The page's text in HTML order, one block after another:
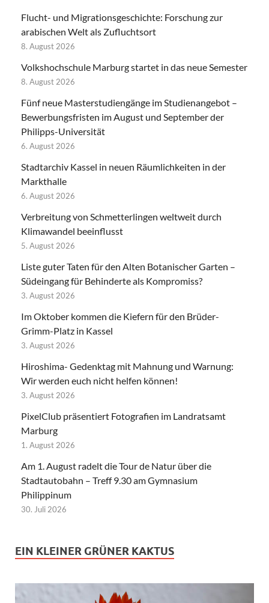
Flucht- und Migrationsgeschichte: Forschung zur
arabischen Welt als Zufluchtsort
8. August 2026
Volkshochschule Marburg startet in das neue Semester
8. August 2026
Fünf neue Masterstudiengänge im Studienangebot –
Bewerbungsfristen im August und September der
Philipps-Universität
6. August 2026
Stadtarchiv Kassel in neuen Räumlichkeiten in der
Markthalle
6. August 2026
Verbreitung von Schmetterlingen weltweit durch
Klimawandel beeinflusst
5. August 2026
Liste guter Taten für den Alten Botanischer Garten –
Südeingang für Behinderte als Kompromiss?
3. August 2026
Im Oktober kommen die Kiefern für den Brüder-
Grimm-Platz in Kassel
3. August 2026
Hiroshima- Gedenktag mit Mahnung und Warnung:
Wir werden euch nicht helfen können!
3. August 2026
PixelClub präsentiert Fotografien im Landratsamt
Marburg
1. August 2026
Am 1. August radelt die Tour de Natur über die
Stadtautobahn – Treff 9.30 am Gymnasium
Philippinum
30. Juli 2026
EIN KLEINER GRÜNER KAKTUS